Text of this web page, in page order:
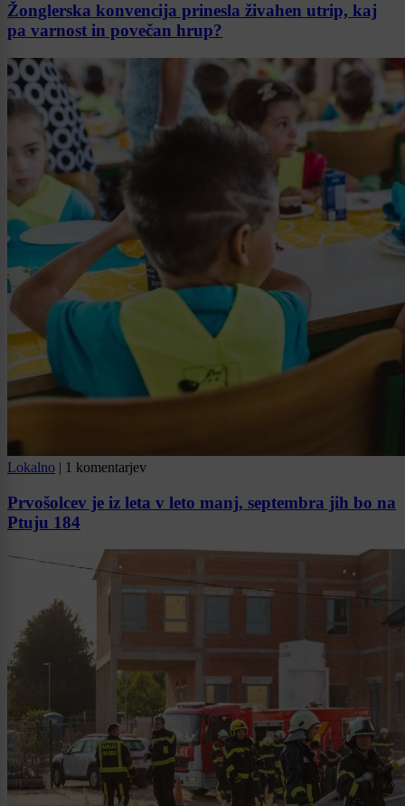
Žonglerska konvencija prinesla živahen utrip, kaj
pa varnost in povečan hrup?
Lokalno | 1 komentarjev
Prvošolcev je iz leta v leto manj, septembra jih bo na
Ptuju 184